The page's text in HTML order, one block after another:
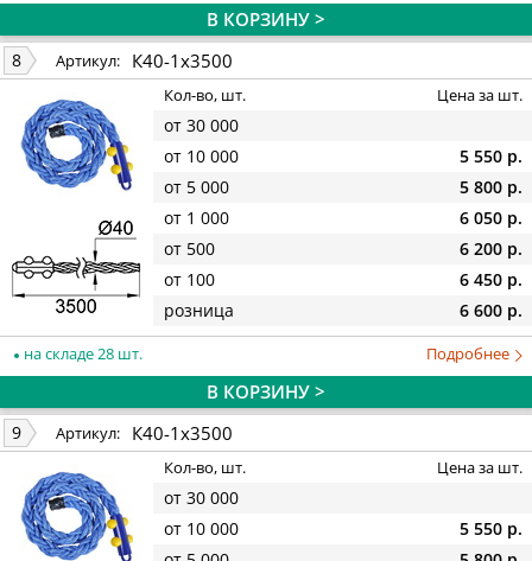
В КОРЗИНУ >
8 Артикул: К40-1х3500
Кол-во, шт. Цена за шт.
от 30 000
от 10 000
5 550 р.
от 5 000
5 800 р.
от 1 000
6 050 р.
от 500
6 200 р.
от 100
6 450 р.
розница
6 600 р.
на складе 28 шт. Подробнее
В КОРЗИНУ >
9 Артикул: К40-1х3500
Кол-во, шт. Цена за шт.
от 30 000
от 10 000
5 550 р.